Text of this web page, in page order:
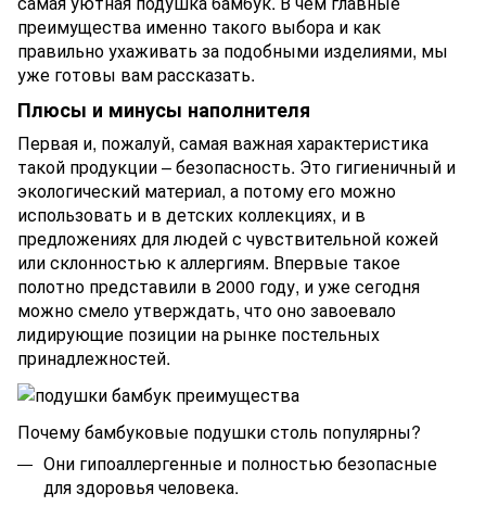
преимущества именно такого выбора и как
правильно ухаживать за подобными изделиями, мы
уже готовы вам рассказать.
Плюсы и минусы наполнителя
Первая и, пожалуй, самая важная характеристика
такой продукции – безопасность. Это гигиеничный и
экологический материал, а потому его можно
использовать и в детских коллекциях, и в
предложениях для людей с чувствительной кожей
или склонностью к аллергиям. Впервые такое
полотно представили в 2000 году, и уже сегодня
можно смело утверждать, что оно завоевало
лидирующие позиции на рынке постельных
принадлежностей.
Почему бамбуковые подушки столь популярны?
Они гипоаллергенные и полностью безопасные
для здоровья человека.